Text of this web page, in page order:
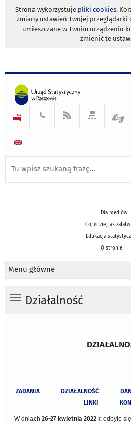
Strona wykorzystuje pliki cookies.
zmiany ustawień Twojej przeglądarki
umieszczane w Twoim urządzeniu
zmienić te
Dla mediów
Co, gdzie, jak
Edukacja
O stronie
Menu główne
Działalność
ZADANIA DZIAŁALNOŚĆ
LINKI
W dniach26-27 kwietnia 2022 r. odbyło